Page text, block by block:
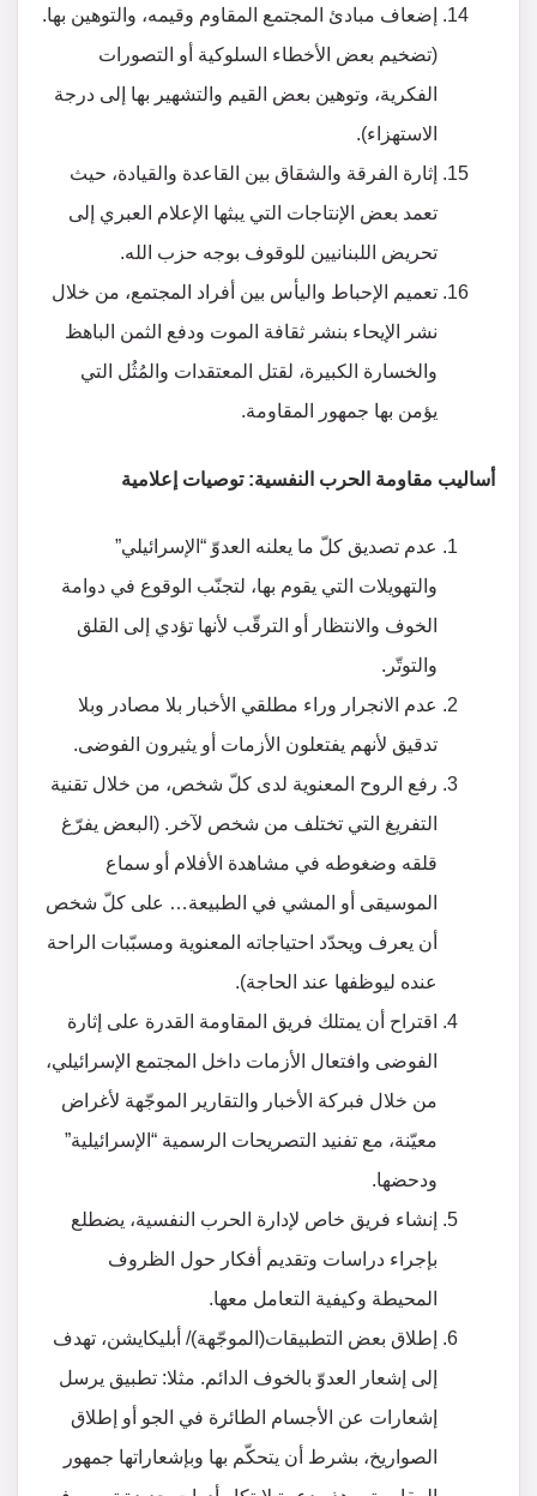
إضعاف مبادئ المجتمع المقاوم وقيمه، والتوهين بها.
(تضخيم بعض الأخطاء السلوكية أو التصورات
الفكرية، وتوهين بعض القيم والتشهير بها إلى درجة
الاستهزاء).
إثارة الفرقة والشقاق بين القاعدة والقيادة، حيث
تعمد بعض الإنتاجات التي يبثها الإعلام العبري إلى
تحريض اللبنانيين للوقوف بوجه حزب الله.
تعميم الإحباط واليأس بين أفراد المجتمع، من خلال
نشر الإيحاء بنشر ثقافة الموت ودفع الثمن الباهظ
والخسارة الكبيرة، لقتل المعتقدات والمُثُل التي
يؤمن بها جمهور المقاومة.
أساليب مقاومة الحرب النفسية: توصيات إعلامية
عدم تصديق كلّ ما يعلنه العدوّ “الإسرائيلي”
والتهويلات التي يقوم بها، لتجنّب الوقوع في دوامة
الخوف والانتظار أو الترقّب لأنها تؤدي إلى القلق
والتوتّر.
عدم الانجرار وراء مطلقي الأخبار بلا مصادر وبلا
تدقيق لأنهم يفتعلون الأزمات أو يثيرون الفوضى.
رفع الروح المعنوية لدى كلّ شخص، من خلال تقنية
التفريغ التي تختلف من شخص لآخر. (البعض يفرّغ
قلقه وضغوطه في مشاهدة الأفلام أو سماع
الموسيقى أو المشي في الطبيعة… على كلّ شخص
أن يعرف ويحدّد احتياجاته المعنوية ومسبّبات الراحة
عنده ليوظفها عند الحاجة).
اقتراح أن يمتلك فريق المقاومة القدرة على إثارة
الفوضى وافتعال الأزمات داخل المجتمع الإسرائيلي،
من خلال فبركة الأخبار والتقارير الموجّهة لأغراض
معيّنة، مع تفنيد التصريحات الرسمية “الإسرائيلية”
ودحضها.
إنشاء فريق خاص لإدارة الحرب النفسية، يضطلع
بإجراء دراسات وتقديم أفكار حول الظروف
المحيطة وكيفية التعامل معها.
إطلاق بعض التطبيقات(الموجّهة)/ أبليكايشن، تهدف
إلى إشعار العدوّ بالخوف الدائم. مثلا: تطبيق يرسل
إشعارات عن الأجسام الطائرة في الجو أو إطلاق
الصواريخ، بشرط أن يتحكّم بها وبإشعاراتها جمهور